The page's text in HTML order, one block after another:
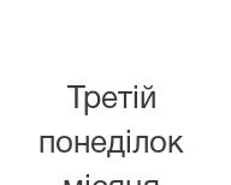
Третій
понеділок